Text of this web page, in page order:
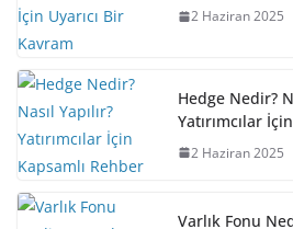
2 Haziran 2025
Hedge Nedir?
Yatırımcılar
2 Haziran 2025
Varlık Fonu